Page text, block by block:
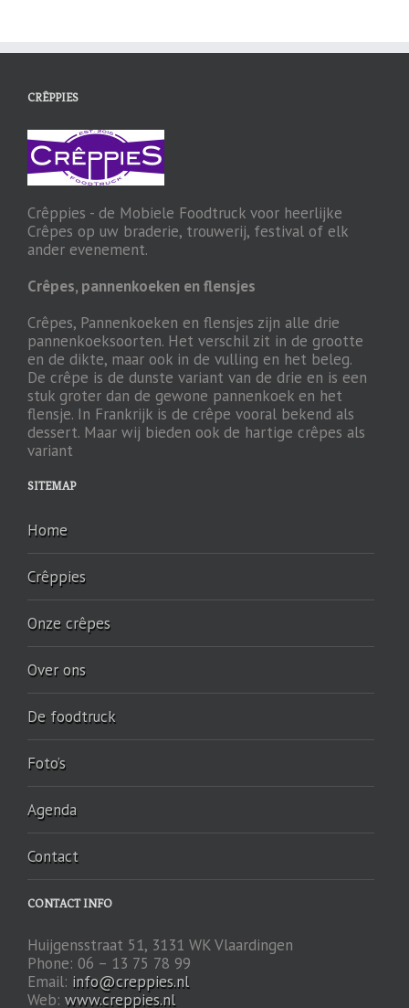
CRÊPPIES
Crêppies - de Mobiele Foodtruck voor heerlijke
Crêpes op uw braderie, trouwerij, festival of elk
ander evenement.
Crêpes, pannenkoeken en flensjes
Crêpes, Pannenkoeken en flensjes zijn alle drie
pannenkoeksoorten. Het verschil zit in de grootte
en de dikte, maar ook in de vulling en het beleg.
De crêpe is de dunste variant van de drie en is een
stuk groter dan de gewone pannenkoek en het
flensje. In Frankrijk is de crêpe vooral bekend als
dessert. Maar wij bieden ook de hartige crêpes als
variant
SITEMAP
Home
Crêppies
Onze crêpes
Over ons
De foodtruck
Foto’s
Agenda
Contact
CONTACT INFO
Huijgensstraat 51, 3131 WK Vlaardingen
Phone: 06 – 13 75 78 99
Email: info@creppies.nl
Web: www.creppies.nl